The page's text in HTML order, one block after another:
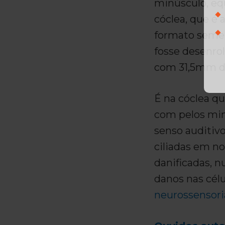
minúsculo,
cóclea, que é
formato
fosse
com 31,5mm
É na cóclea
com pelos
senso
ciliadas em
danificadas,
danos nas